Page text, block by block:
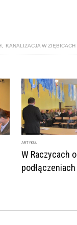
KANALIZACJA W ZIĘBICACH
ARTYKUŁ
W Raczycach o
podłączeniach